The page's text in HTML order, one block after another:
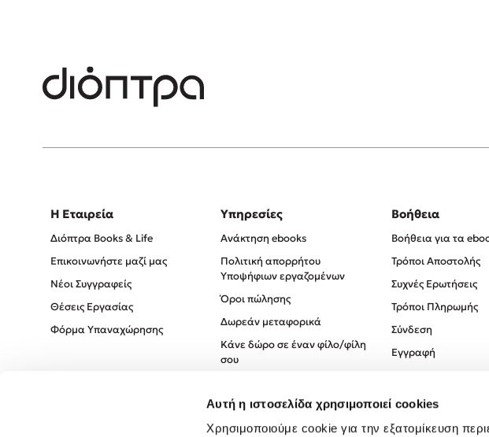
Αυτή η ιστοσελίδα χρησιμοποιεί cookies
Χρησιμοποιούμε cookie για την εξατομίκευση
Η Εταιρεία
Διόπτρα Books & Life
Επικοινωνήστε μαζί μας
Νέοι Συγγραφείς
Θέσεις Εργασίας
Φόρμα Υπαναχώρησης
Υπηρεσίες
Ανάκτηση ebooks
Πολιτική απορρήτου
Υποψήφιων εργαζομένων
Όροι πώλησης
Δωρεάν μεταφορικά
Κάνε δώρο σε έναν φίλο/φίλη
σου
Πολιτική Απορρήτου
Όροι χρήσης
Βοήθεια
Βοήθεια για τα
Τρόποι Αποστολής
Συχνές Ερωτήσεις
Τρόποι Πληρωμής
Σύνδεση
Εγγραφή